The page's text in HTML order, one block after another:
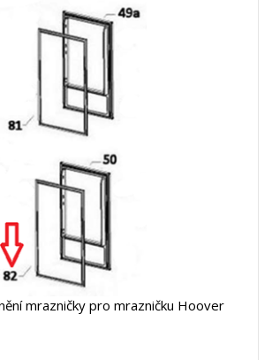
mrazničky pro mrazničku Hoover